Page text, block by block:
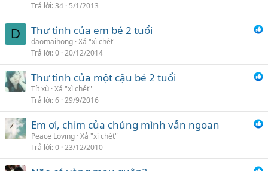
Trả lời 34 5/1/2013
D Thư tình của em bé 2 tuổi
daomaihong Xả "xì chét"
Trả lời 0 20/12/2014
Thư tình của một cậu bé 2 tuổi
Tít xù Xả "xì chét"
Trả lời 6 29/9/2016
Em ơi, chim của chúng mình vẫn ngoan
Peace Loving Xả "xì chét"
Trả lời 0 23/12/2010